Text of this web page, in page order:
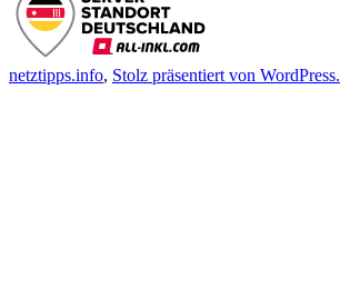
netztipps.info, Stolz präsentiert von WordPress.